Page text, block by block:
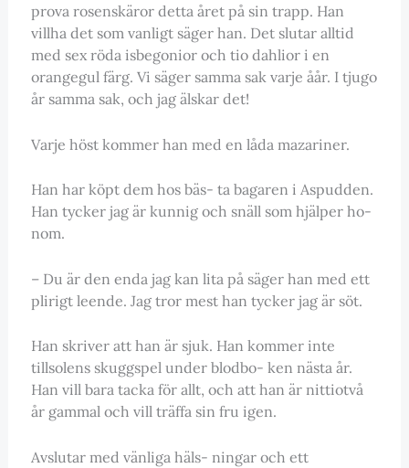
prova rosenskäror detta året på sin trapp. Han
villha det som vanligt säger han. Det slutar alltid
med sex röda isbegonior och tio dahlior i en
orangegul färg. Vi säger samma sak varje åår. I tjugo
år samma sak, och jag älskar det!
Varje höst kommer han med en låda mazariner.
Han har köpt dem hos bäs- ta bagaren i Aspudden.
Han tycker jag är kunnig och snäll som hjälper ho-
nom.
– Du är den enda jag kan lita på säger han med ett
plirigt leende. Jag tror mest han tycker jag är söt.
Han skriver att han är sjuk. Han kommer inte
tillsolens skuggspel under blodbo- ken nästa år.
Han vill bara tacka för allt, och att han är nittiotvå
år gammal och vill träffa sin fru igen.
Avslutar med vänliga häls- ningar och ett